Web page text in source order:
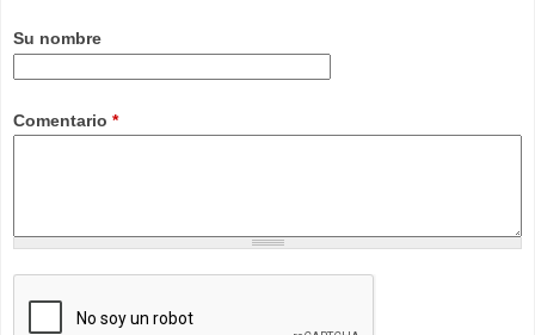
Su nombre
Comentario *